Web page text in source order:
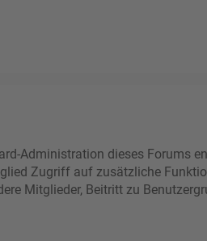
Administration dieses Forums
Zugriff auf zusätzliche
Mitglieder, Beitritt zu